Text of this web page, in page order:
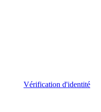
Vérification d'identité